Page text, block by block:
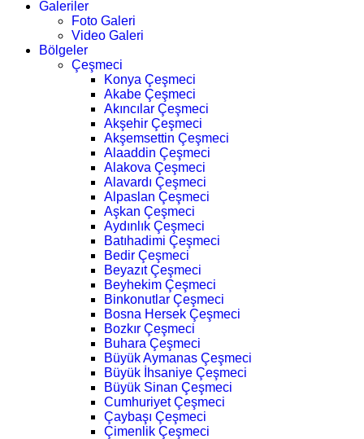
Galeriler
Foto Galeri
Video Galeri
Bölgeler
Çeşmeci
Konya Çeşmeci
Akabe Çeşmeci
Akıncılar Çeşmeci
Akşehir Çeşmeci
Akşemsettin Çeşmeci
Alaaddin Çeşmeci
Alakova Çeşmeci
Alavardı Çeşmeci
Alpaslan Çeşmeci
Aşkan Çeşmeci
Aydınlık Çeşmeci
Batıhadimi Çeşmeci
Bedir Çeşmeci
Beyazıt Çeşmeci
Beyhekim Çeşmeci
Binkonutlar Çeşmeci
Bosna Hersek Çeşmeci
Bozkır Çeşmeci
Buhara Çeşmeci
Büyük Aymanas Çeşmeci
Büyük İhsaniye Çeşmeci
Büyük Sinan Çeşmeci
Cumhuriyet Çeşmeci
Çaybaşı Çeşmeci
Çimenlik Çeşmeci